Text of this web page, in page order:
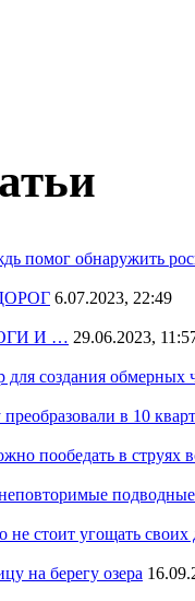
помог обнаружить
6.07.2023, 22:49
И … 29.06.2023,
для создания обмерных
в 10
пообедать в струях
не стоит угощать
на берегу озера